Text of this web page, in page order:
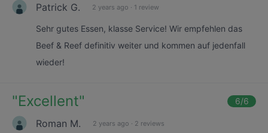
Patrick G. 2 years ago · 1 review
Sehr gutes Essen, klasse Service! Wir empfehlen das
Beef & Reef definitiv weiter und kommen auf jedenfall
wieder!
"Excellent" 6/6
Roman M. 2 years ago · 2 reviews